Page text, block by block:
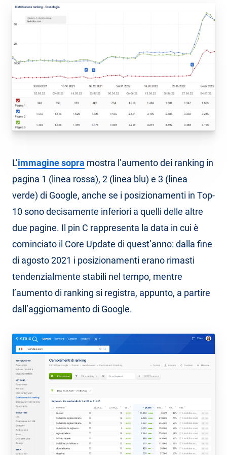
L’immagine sopra mostra l’aumento dei ranking in
pagina 1 (linea rossa), 2 (linea blu) e 3 (linea
verde) di Google, anche se i posizionamenti in Top-
10 sono decisamente inferiori a quelli delle altre
due pagine. Il pin C rappresenta la data in cui è
cominciato il Core Update di quest’anno: dalla fine
di agosto 2021 i posizionamenti erano rimasti
tendenzialmente stabili nel tempo, mentre
l’aumento di ranking si registra, appunto, a partire
dall’aggiornamento di Google.